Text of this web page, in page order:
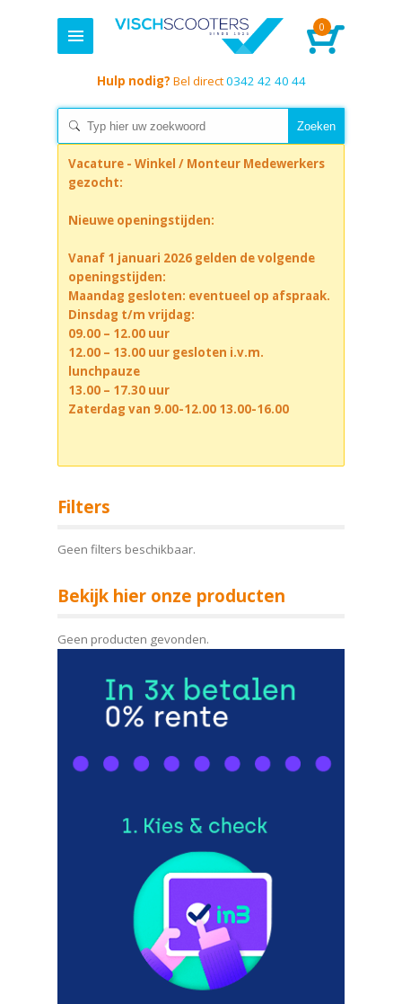
0
Hulp nodig? Bel direct0342 42 40 44
Vacature - Winkel / Monteur Medewerkers
gezocht:
Nieuwe openingstijden:
Vanaf 1 januari 2026 gelden de volgende
openingstijden:
Maandag gesloten: eventueel op afspraak.
Dinsdag t/m vrijdag:
09.00 – 12.00 uur
12.00 – 13.00 uur gesloten i.v.m.
lunchpauze
13.00 – 17.30 uur
Zaterdag van 9.00-12.00 13.00-16.00
Filters
Geen filters beschikbaar.
Bekijk hier onze producten
Geen producten gevonden.